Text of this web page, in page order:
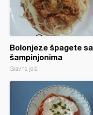
Bolonjeze špagete sa
šampinjonima
Glavna jela